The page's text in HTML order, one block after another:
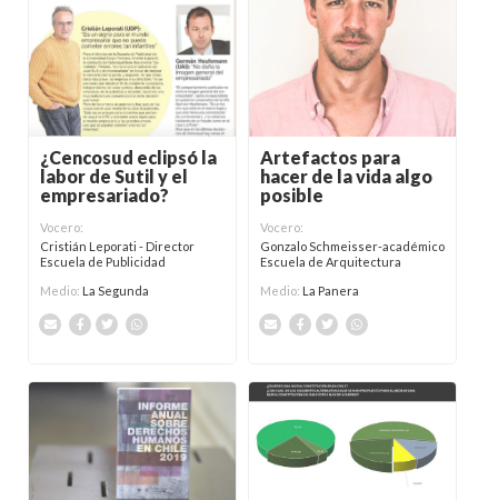
Artefactos para
hacer de la vida algo
posible
Vocero:
Gonzalo Schmeisser-académico
Escuela de Arquitectura
Medio: La Panera
¿Cencosud eclipsó la
labor de Sutil y el
empresariado?
Vocero:
Cristián Leporati - Director
Escuela de Publicidad
Medio: La Segunda